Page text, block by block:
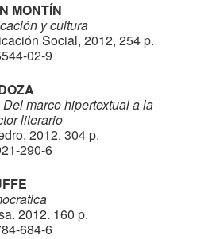
MONTÍN
y cultura
Social, 2012, 254 p.
02-9
marco hipertextual a la
literario
2012, 304 p.
290-6
2012. 160 p.
684-6